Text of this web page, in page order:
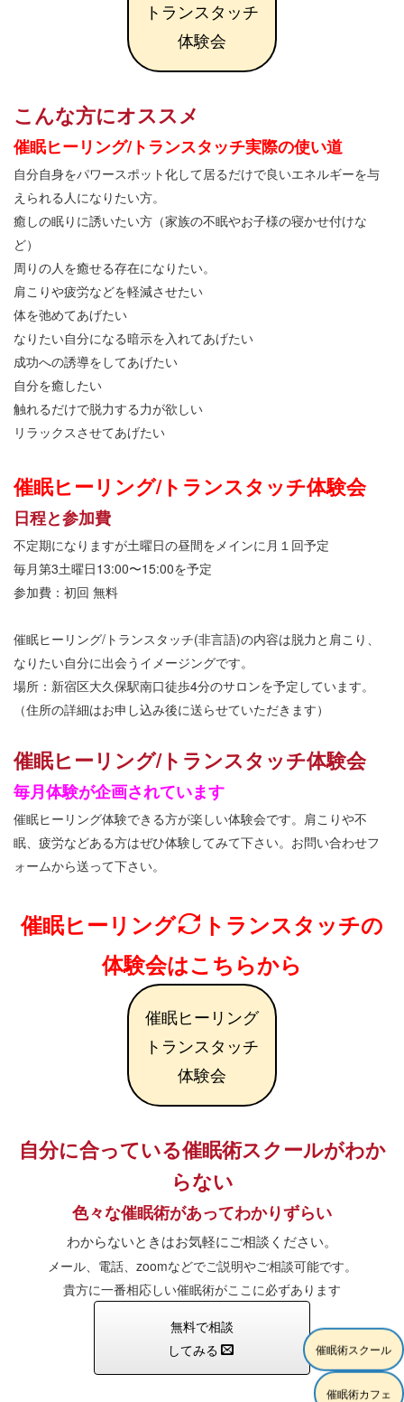
トランスタッチ
体験会
こんな方にオススメ
催眠ヒーリング/トランスタッチ実際の使い道
自分自身をパワースポット化して居るだけで良いエネルギーを与
えられる人になりたい方。
癒しの眠りに誘いたい方（家族の不眠やお子様の寝かせ付けな
ど）
周りの人を癒せる存在になりたい。
肩こりや疲労などを軽減させたい
体を弛めてあげたい
なりたい自分になる暗示を入れてあげたい
成功への誘導をしてあげたい
自分を癒したい
触れるだけで脱力する力が欲しい
リラックスさせてあげたい
催眠ヒーリング/トランスタッチ体験会
日程と参加費
不定期になりますが土曜日の昼間をメインに月１回予定
毎月第3土曜日13:00〜15:00を予定
参加費：初回 無料
催眠ヒーリング/トランスタッチ(非言語)の内容は脱力と肩こり、
なりたい自分に出会うイメージングです。
場所：新宿区大久保駅南口徒歩4分のサロンを予定しています。
（住所の詳細はお申し込み後に送らせていただきます）
催眠ヒーリング/トランスタッチ体験会
毎月体験が企画されています
催眠ヒーリング体験できる方が楽しい体験会です。肩こりや不
眠、疲労などある方はぜひ体験してみて下さい。お問い合わせフ
ォームから送って下さい。
催眠ヒーリング
トランスタッチの
体験会はこちらから
催眠ヒーリング
トランスタッチ
体験会
自分に合っている催眠術スクールがわか
らない
色々な催眠術があってわかりずらい
わからないときはお気軽にご相談ください。
メール、電話、zoomなどでご説明やご相談可能です。
貴方に一番相応しい催眠術がここに必ずあります
無料で相談
してみる
催眠術スクール
催眠術カフェ